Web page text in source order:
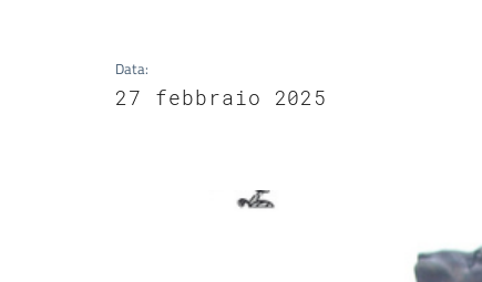
Data:
27 febbraio 2025